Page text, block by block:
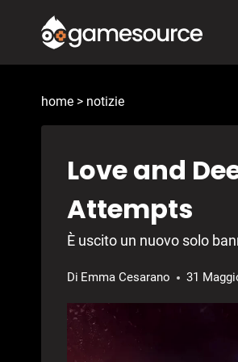
contenuto
home > notizie
Love and
Attempts
È uscito un nuovo solo
Di Emma Cesarano 31